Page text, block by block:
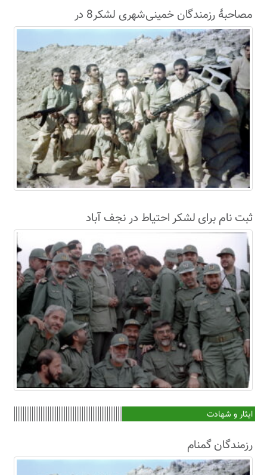
مصاحبۀ رزمندگان خمینی‌شهری لشکر8 در
سال63+فیلم
ثبت نام برای لشکر احتیاط در نجف آباد
ایثار و شهادت
رزمندگان گمنام